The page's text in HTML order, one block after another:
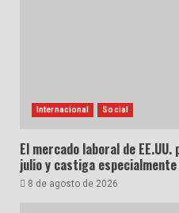
Internacional Social
El mercado laboral de
julio y castiga
8 de agosto de 2026